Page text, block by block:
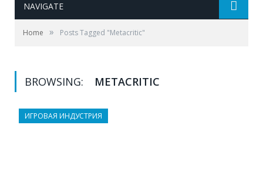
NAVIGATE
Home » Posts Tagged "Metacritic"
BROWSING: METACRITIC
ИГРОВАЯ ИНДУСТРИЯ